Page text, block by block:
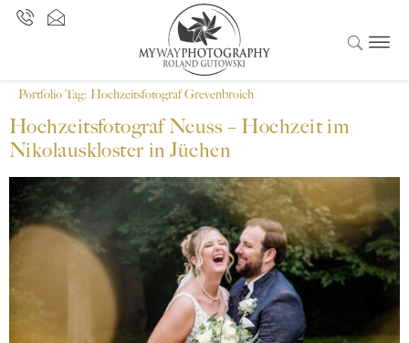
Portfolio Tag: Hochzeitsfotograf Grevenbroich
Hochzeitsfotograf Neuss – Hochzeit im
Nikolauskloster in Jüchen